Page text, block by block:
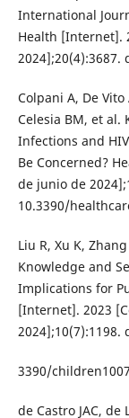
International
Health [Internet].
2024];20(4):3687.
Colpani A, De
Celesia BM, et al.
Infections and
Be Concerned?
de junio de
10.3390/
Liu R, Xu K,
Knowledge and
Implications for
[Internet]. 2023
2024];10(7):1198.
3390/
de Castro JAC, de